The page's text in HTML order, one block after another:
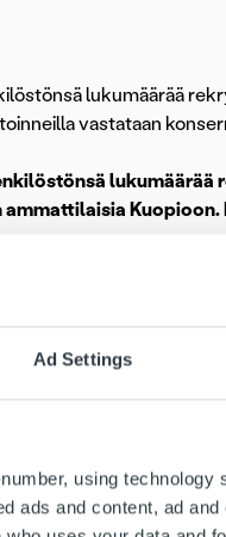
Ad Settings
using technology
ads and content, ad
lukumäärää
vastataan
lukumäärää
Trust Kapital etsii
taustalla vaikuttavat
kohdistunut
viime vuosien aikana
ja terveystoimialoilta.
kirjanpitäjää,
-konserniin